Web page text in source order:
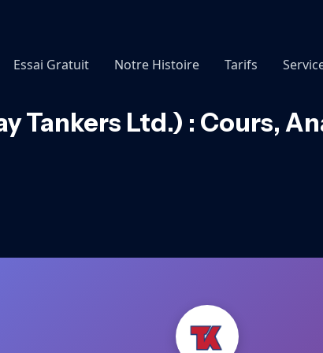
Essai Gratuit Notre Histoire Tarifs
Tankers Ltd.) : Cours,